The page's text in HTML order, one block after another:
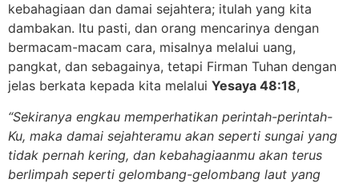
kebahagiaan dan damai sejahtera; itulah yang kita
dambakan. Itu pasti, dan orang mencarinya dengan
bermacam-macam cara, misalnya melalui uang,
pangkat, dan sebagainya, tetapi Firman Tuhan dengan
jelas berkata kepada kita melalui Yesaya 48:18,
“Sekiranya engkau memperhatikan perintah-perintah-
Ku, maka damai sejahteramu akan seperti sungai yang
tidak pernah kering, dan kebahagiaanmu akan terus
berlimpah seperti gelombang-gelombang laut yang